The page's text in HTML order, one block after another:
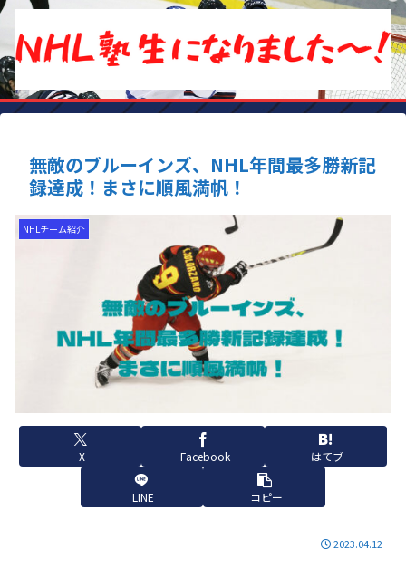
無敵のブルーインズ、NHL年間最多勝新記
録達成！まさに順風満帆！
NHLチーム紹介
X Facebook はてブ
LINE コピー
2023.04.12